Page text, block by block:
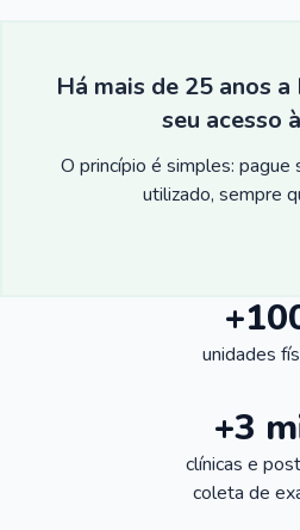
Há mais de 25 anos
seu acesso
O princípio é simples:
utilizado, sempre
unidades
+3
clínicas e
coleta de